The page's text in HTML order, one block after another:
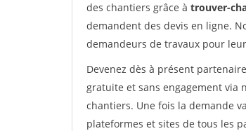
des chantiers grâce à trouver-
demandent des devis en ligne.
demandeurs de travaux pour
Devenez dès à présent
gratuite et sans engagement via
chantiers. Une fois la demande
plateformes et sites de tous les